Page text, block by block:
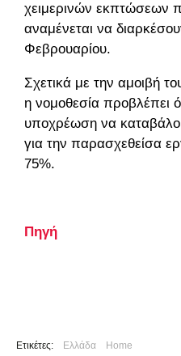
χειμερινών εκπτώσεων
αναμένεται να
Φεβρουαρίου.
Σχετικά με την αμοιβή
η νομοθεσία προβλέπει
υποχρέωση να
για την παρασχεθείσα
75%.
Πηγή
Ετικέτες: Ελλάδα Home